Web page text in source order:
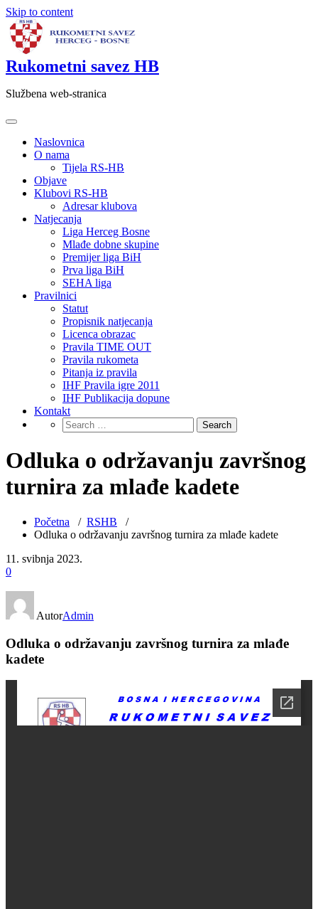
Skip to content
Rukometni savez HB
Službena web-stranica
Naslovnica
O nama
Tijela RS-HB
Objave
Klubovi RS-HB
Adresar klubova
Natjecanja
Liga Herceg Bosne
Mlađe dobne skupine
Premijer liga BiH
Prva liga BiH
SEHA liga
Pravilnici
Statut
Propisnik natjecanja
Licenca obrazac
Pravila TIME OUT
Pravila rukometa
Pitanja iz pravila
IHF Pravila igre 2011
IHF Publikacija dopune
Kontakt
Odluka o održavanju završnog
turnira za mlađe kadete
Početna / RSHB /
Odluka o održavanju završnog turnira za mlađe kadete
11. svibnja 2023.
0
AutorAdmin
Odluka o održavanju završnog turnira za mlađe
kadete